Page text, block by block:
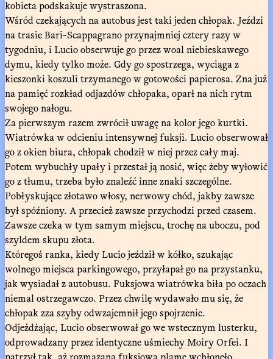
kobieta podskakuje wystraszona.
Wśród czekających na autobus jest taki jeden chłopak. Jeździ
na trasie Bari-Scappagrano przynajmniej cztery razy w
tygodniu, i Lucio obserwuje go przez woal niebieskawego
dymu, kiedy tylko może. Gdy go spostrzega, wyciąga z
kieszonki koszuli trzymanego w gotowości papierosa. Zna już
na pamięć rozkład odjazdów chłopaka, oparł na nich rytm
swojego nałogu.
Za pierwszym razem zwrócił uwagę na kolor jego kurtki.
Wiatrówka w odcieniu intensywnej fuksji. Lucio obserwował
go z okien biura, chłopak chodził w niej przez cały maj.
Potem wybuchły upały i przestał ją nosić, więc żeby wyłowić
go z tłumu, trzeba było znaleźć inne znaki szczególne.
Pobłyskujące złotawo włosy, nerwowy chód, jakby zawsze
był spóźniony. A przecież zawsze przychodzi przed czasem.
Zawsze czeka w tym samym miejscu, trochę na uboczu, pod
szyldem skupu złota.
Któregoś ranka, kiedy Lucio jeździł w kółko, szukając
wolnego miejsca parkingowego, przyłapał go na przystanku,
jak wysiadał z autobusu. Fuksjowa wiatrówka biła po oczach
niemal ostrzegawczo. Przez chwilę wydawało mu się, że
chłopak zza szyby odwzajemnił jego spojrzenie.
Odjeżdżając, Lucio obserwował go we wstecznym lusterku,
odprowadzany przez identyczne uśmiechy Moiry Orfei. I